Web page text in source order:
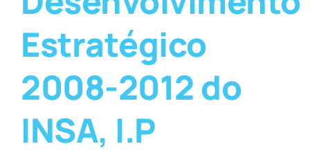
Estratégico
2008-2012 do
INSA, I.P